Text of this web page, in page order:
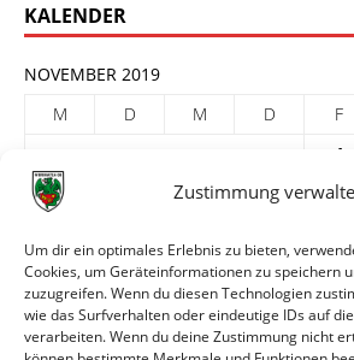
Zustimmung
Um dir ein optimales Erlebnis zu bieten,
Cookies, um Geräteinformationen zu speichern
zuzugreifen. Wenn du diesen Technologien
wie das Surfverhalten oder eindeutige IDs auf
verarbeiten. Wenn du deine Zustimmung nicht
KALENDER
NOVEMBER 2019
M
D M D F
1
4
6 7 8
18
19 20 21 22
25
26 27 28 29
« Okt.
Dez. »